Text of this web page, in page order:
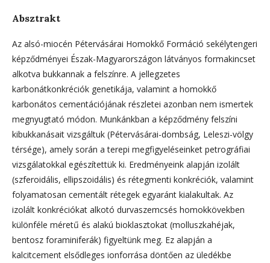
Absztrakt
Az alsó-miocén Pétervásárai Homokkő Formáció sekélytengeri
képződményei Észak-Magyarországon látványos formakincset
alkotva bukkannak a felszínre. A jellegzetes
karbonátkonkréciók genetikája, valamint a homokkő
karbonátos cementációjának részletei azonban nem ismertek
megnyugtató módon. Munkánkban a képződmény felszíni
kibukkanásait vizsgáltuk (Pétervásárai-dombság, Leleszi-völgy
térsége), amely során a terepi megfigyeléseinket petrográfiai
vizsgálatokkal egészítettük ki. Eredményeink alapján izolált
(szferoidális, ellipszoidális) és rétegmenti konkréciók, valamint
folyamatosan cementált rétegek egyaránt kialakultak. Az
izolált konkréciókat alkotó durvaszemcsés homokkövekben
különféle méretű és alakú bioklasztokat (molluszkahéjak,
bentosz foraminiferák) figyeltünk meg. Ez alapján a
kalcitcement elsődleges ionforrása döntően az üledékbe